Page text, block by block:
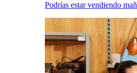
Podrías estar vendiendo